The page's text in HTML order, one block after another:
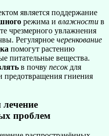
является поддержание
режима и влажности в
чрезмерного увлажнения
Регулярное черенкование
помогут растению
питательные вещества.
в почву песокдля
предотвращения гниения
лечение
проблем